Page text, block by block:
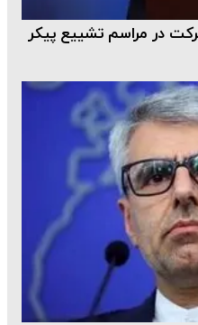
در مراسم تشییع پیکر